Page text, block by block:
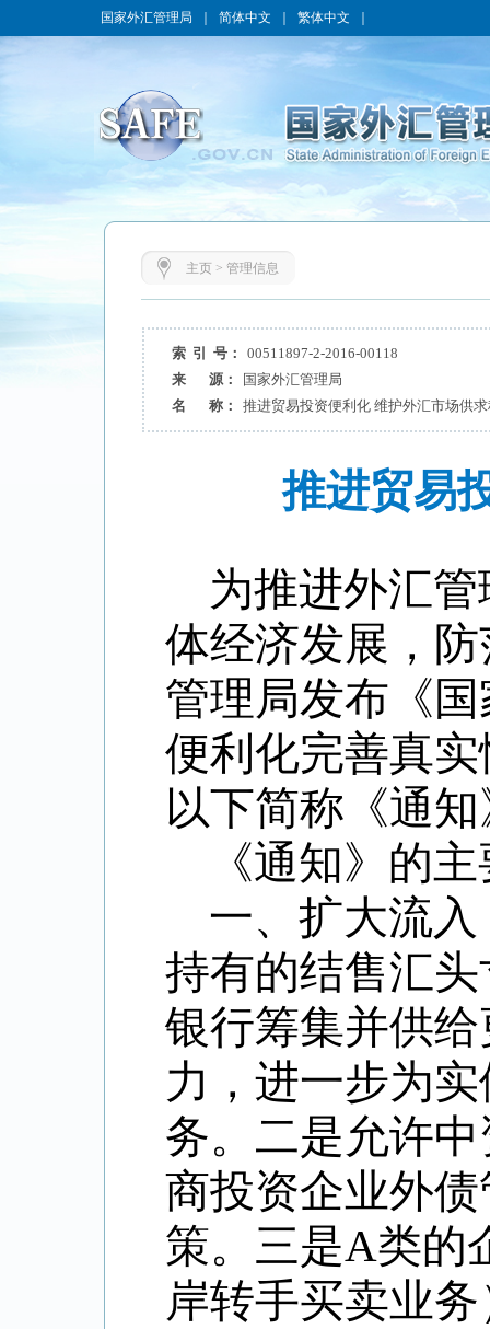
国家外汇管理局 简体中文 繁体中文
主页> 管理信息
索 引 号：
00511897-2-2016-00118
来 源：
国家外汇管理局
名 称：
推进贸易投资便利化 维护外汇市场供
推进贸易
为推进外汇
体经济发展，
管理局发布《
便利化完善真
以下简称《通
《通知》的
一、扩大流
持有的结售汇
银行筹集并供
力，进一步为
务。二是允许
商投资企业外
策。三是A类的
岸转手买卖业